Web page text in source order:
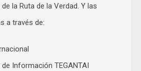
la Ruta de la Verdad. Y las
a través de:
Información TEGANTAI